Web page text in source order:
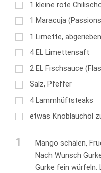
1 kleine rote
1 Maracuja
1 Limette,
4 EL Limettensaft
2 EL Fischsauce
Salz, Pfeffer
4 Lammhüftsteaks
etwas Knoblauchöl
1
Mango schälen,
Nach Wunsch
Gurke fein würfeln.